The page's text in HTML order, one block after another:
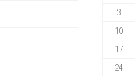
3
10
17
24